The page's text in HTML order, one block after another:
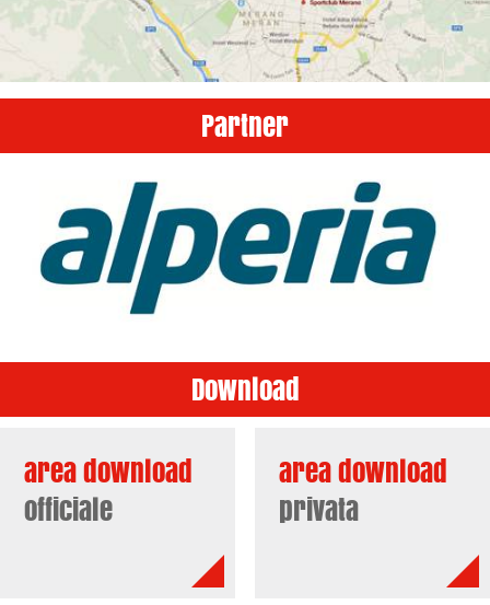
Partner
Download
area download
officiale
area download
privata